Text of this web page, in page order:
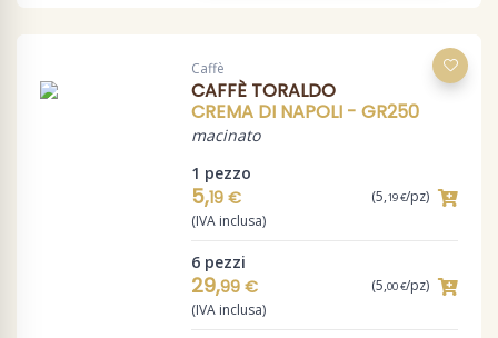
Caffè
CAFFÈ TORALDO
CREMA DI NAPOLI - GR250
macinato
1 pezzo
5,19 € (5,19 €/pz)
(IVA inclusa)
6 pezzi
29,99 € (5,00 €/pz)
(IVA inclusa)